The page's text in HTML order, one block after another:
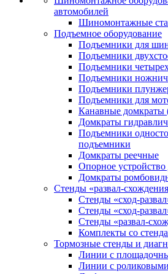
автомобилей
Шиномонтажные
Подъемное оборудование
Подъемники для
Подъемники
Подъемники
Подъемники
Подъемники
Подъемники для
Канавные домкраты
Домкраты
Подъемники
подъемники
Домкраты реечные
Опорное
Домкраты
Стенды «развал-
Стенды «сход-
Стенды «сход-
Стенды «развал-
Комплекты со
Тормозные стенды и
Линии с
Линии с